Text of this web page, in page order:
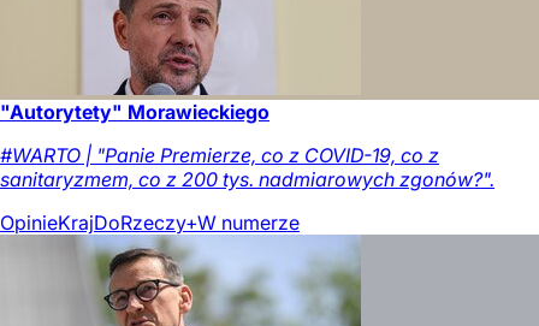
"Autorytety" Morawieckiego
#WARTO | "Panie Premierze, co z COVID-19, co z
sanitaryzmem, co z 200 tys. nadmiarowych zgonów?".
OpinieKrajDoRzeczy+W numerze